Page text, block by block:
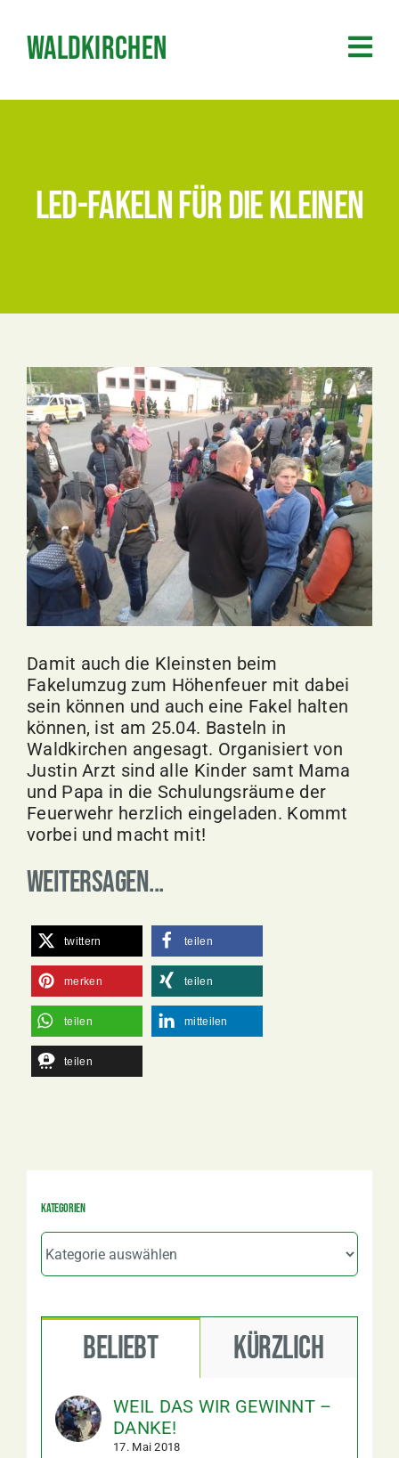
Inhalt
springen
Waldkirchen
LED-Fakeln für die Kleinen
Zeige
grösseres
Bild
Damit auch die Kleinsten beim
Fakelumzug zum Höhenfeuer mit dabei
sein können und auch eine Fakel halten
können, ist am 25.04. Basteln in
Waldkirchen angesagt. Organisiert von
Justin Arzt sind alle Kinder samt Mama
und Papa in die Schulungsräume der
Feuerwehr herzlich eingeladen. Kommt
vorbei und macht mit!
Weitersagen...
twittern teilen
merken teilen
teilen mitteilen
teilen
Kategorien
Kategorien
Beliebt Kürzlich
WEIL DAS WIR GEWINNT –
DANKE!
17. Mai 2018